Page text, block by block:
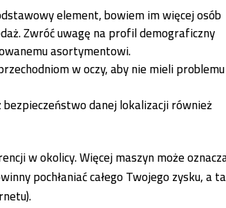
element, bowiem im więcej osób
Zwróć uwagę na profil demograficzny
asortymentowi.
w oczy, aby nie mieli
danej lokalizacji również
w okolicy. Więcej maszyn może
pochłaniać całego Twojego zysku, a